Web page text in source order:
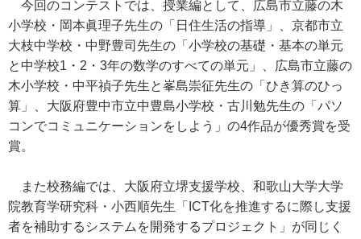
今回のコンテストでは、授業編として、広島市立藤の木
小学校・岡本眞理子先生の「日住生活の指導」、京都市立
大枝中学校・中野豊司先生の「小学校の基礎・基本の単元
と中学校1・2・3年の数学のすべての単元」、広島市立藤の
木小学校・中平禎子先生と峯島崇征先生の「ひき算のひっ
算」、大阪府豊中市立中豊島小学校・古川勉先生の「パソ
コンでコミュニケーションをしよう」の4作品が優秀賞を受
賞。
また校務編では、大阪府立堺支援学校、和歌山大学大学
院教育学研究科・小西順先生「ICT化を推進するに際し支援
者を補助するシステムを開発するプロジェクト」が同じく